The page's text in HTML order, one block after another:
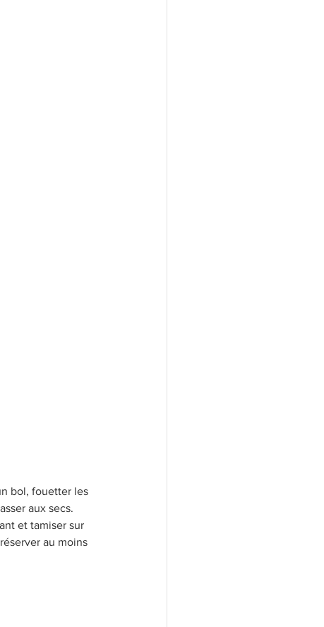
bol, fouetter les
aux secs.
et tamiser sur
au moins